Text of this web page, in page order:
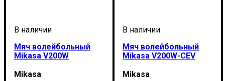
Мяч волейбольный
Mikasa V200W
Mikasa
Мяч волейбольный
Mikasa V200W-CEV
Mikasa